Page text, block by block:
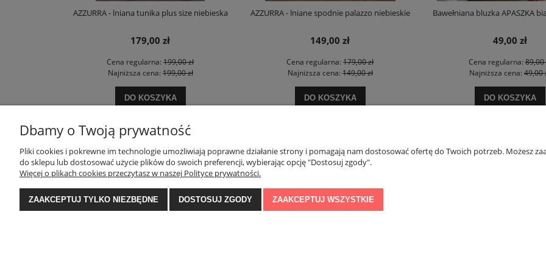
AZZURRA - lniana tunika plus size niebieska
179,00 zł
Cena regularna:199,00 zł
Najniższa cena:199,00 zł
DO KOSZYKA
AZZURRA - lniane spodnie palazzo niebieskie
149,00 zł
Cena regularna:179,00 zł
Najniższa cena:149,00 zł
DO KOSZYKA
Bawełniana bluzka APASZKA
49,00 zł
Cena regularna:89,00 zł
Najniższa cena:49,00 zł
DO KOSZYKA
POMOC
Zwroty i reklamacje
Regulamin konkursu na Facebooku
MOJE KONTO
Twoje zamówienia
PŁATNOŚCI I DOSTAWA
Formy płatności
INFORMACJE
Dbamy o Twoją prywatność
Pliki cookies i pokrewne im technologie umożliwiają poprawne działanie strony i pomagają nam dostosować ofertę do Twoich potrzeb. Możesz
do sklepu lub dostosować użycie plików do swoich preferencji, wybierając opcję "Dostosuj zgody".
Więcej o plikach cookies przeczytasz w naszej Polityce prywatności.
ZAAKCEPTUJ TYLKO NIEZBĘDNE DOSTOSUJ ZGODY ZAAKCEPTUJ WSZYSTKIE